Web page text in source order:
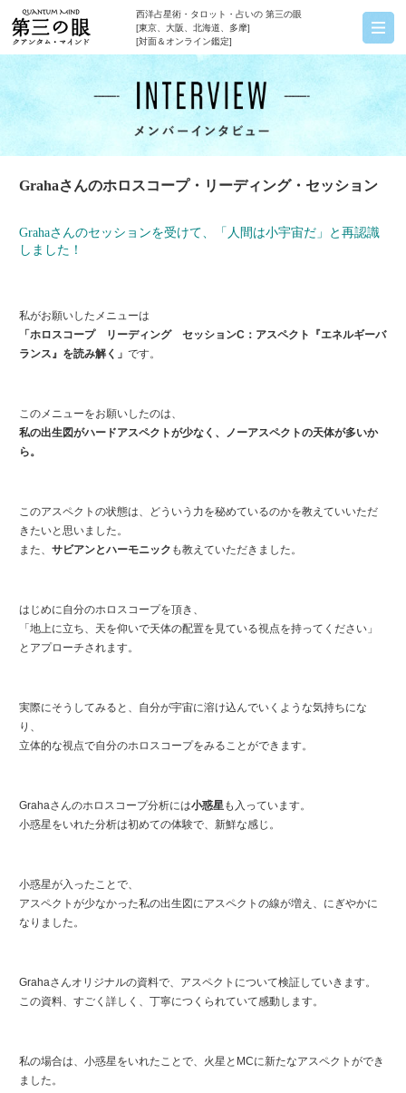
西洋占星術・タロット・占いの 第三の眼
[東京、大阪、北海道、多摩]
[対面＆オンライン鑑定]
Grahaさんのホロスコープ・リーディング・セッション
Grahaさんのセッションを受けて、「人間は小宇宙だ」と再認識
しました！
私がお願いしたメニューは
「ホロスコープ リーディング セッションC：アスペクト『エネルギーバ
ランス』を読み解く」 です。
このメニューをお願いしたのは、
私の出生図がハードアスペクトが少なく、ノーアスペクトの天体が多いか
ら。
このアスペクトの状態は、どういう力を秘めているのかを教えていいただ
きたいと思いました。
また、 サビアンとハーモニック も教えていただきました。
はじめに自分のホロスコープを頂き、
「地上に立ち、天を仰いで天体の配置を見ている視点を持ってください」
とアプローチされます。
実際にそうしてみると、自分が宇宙に溶け込んでいくような気持ちにな
り、
立体的な視点で自分のホロスコープをみることができます。
Grahaさんのホロスコープ分析には小惑星も入っています。
小惑星をいれた分析は初めての体験で、新鮮な感じ。
小惑星が入ったことで、
アスペクトが少なかった私の出生図にアスペクトの線が増え、にぎやかに
なりました。
Grahaさんオリジナルの資料で、アスペクトについて検証していきます。
この資料、すごく詳しく、丁寧につくられていて感動します。
私の場合は、小惑星をいれたことで、火星とMCに新たなアスペクトができ
ました。